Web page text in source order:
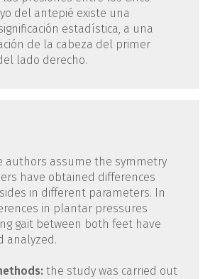
del antepié existe una
estadística, a una
de la cabeza del primer
lado derecho.
authors assume the symmetry
have obtained differences
in different parameters. In
in plantar pressures
gait between both feet have
analyzed.
the study was carried out